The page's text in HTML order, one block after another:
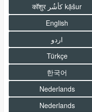
कॉशुर كأشُر kạ̄šur
English
اردو
Türkçe
한국어
Nederlands
Nederlands